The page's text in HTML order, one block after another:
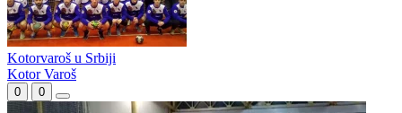
Višegrad i Slavija nastavljaju trku u dvoje